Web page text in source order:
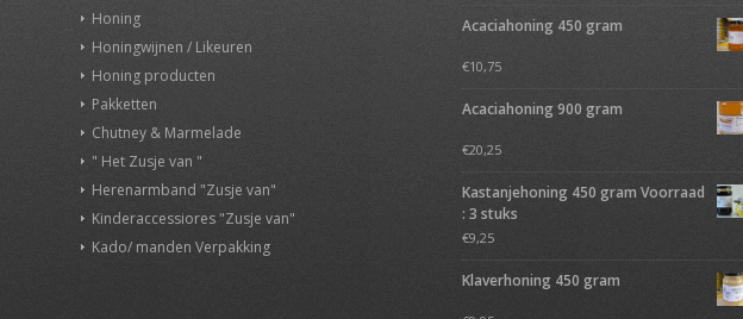
Honing
Honingwijnen / Likeuren
Honing producten
Pakketten
Chutney & Marmelade
" Het Zusje van "
Herenarmband "Zusje van"
Kinderaccessiores "Zusje van"
Kado/ manden Verpakking
Acaciahoning 450 gram
€10,75
Acaciahoning 900 gram
€20,25
Kastanjehoning 450 gram Voorraad
: 3 stuks
€9,25
Klaverhoning 450 gram